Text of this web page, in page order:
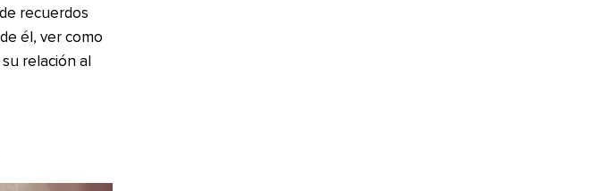
recuerdos
él, ver como
relación al